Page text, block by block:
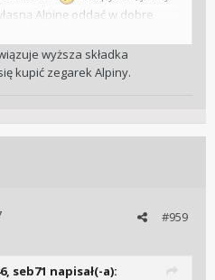
Alpinę oddać w dobre
wyższa składka
kupić zegarek Alpiny.
#959
seb71 napisał(-a):